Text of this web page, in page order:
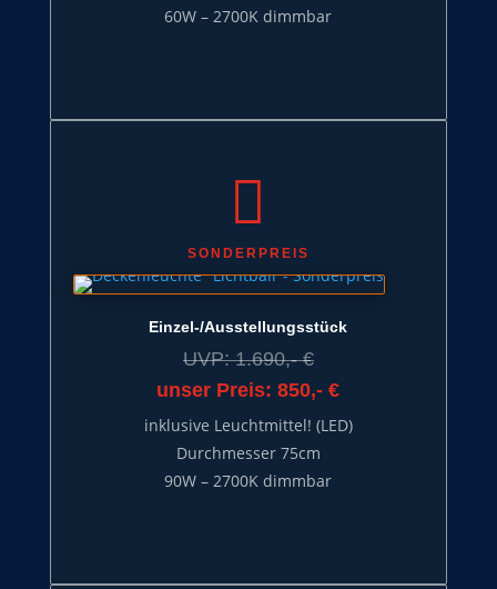
60W – 2700K dimmbar

SONDERPREIS
Einzel-/Ausstellungsstück
UVP: 1.690,- €
unser Preis: 850,- €
inklusive Leuchtmittel! (LED)
Durchmesser 75cm
90W – 2700K dimmbar